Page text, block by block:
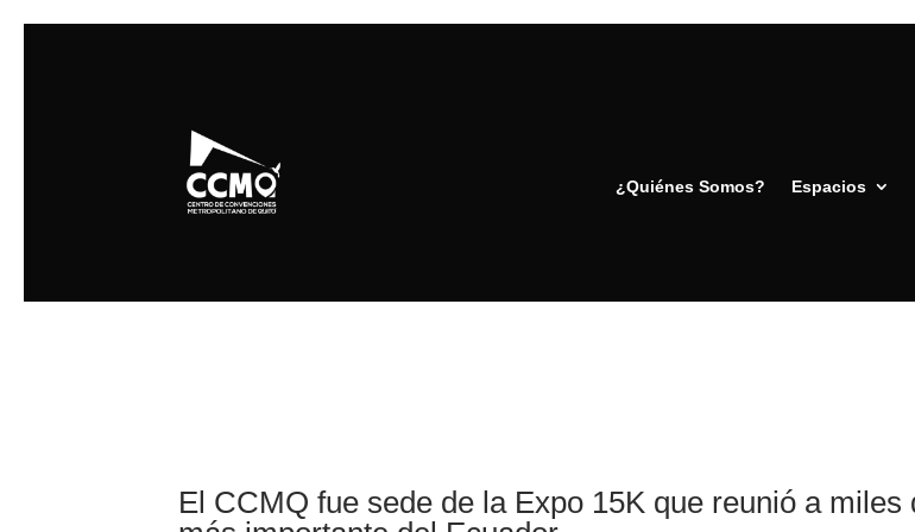
¿Quiénes Somos? Espacios
El CCMQ fue sede de la Expo 15K que reunió a